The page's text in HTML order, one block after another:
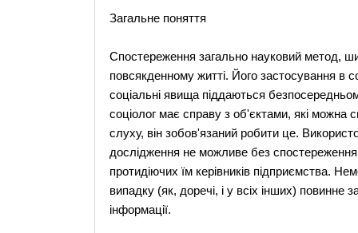
Загальне поняття
Спостереження загально науковий метод,
повсякденному житті. Його застосування в
соціальні явища піддаються
соціолог має справу з об'єктами, які можна
слуху, він зобов'язаний робити це.
дослідження не можливе без спостереження
протидіючих їм керівників підприємства.
випадку (як, доречі, і у всіх інших)
інформації.